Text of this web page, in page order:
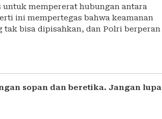
mempererat hubungan antara
ini mempertegas bahwa keamanan
tak bisa dipisahkan, dan Polri berperan
sopan dan beretika. Jangan lupa